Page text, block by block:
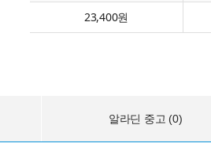
23,400원
알라딘 중고 (0)